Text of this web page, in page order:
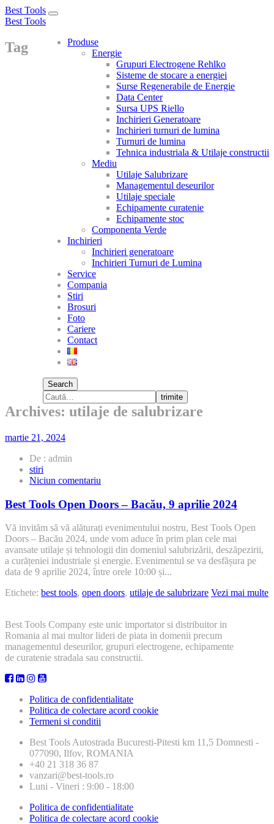
Best Tools
Toggle
Best Tools
Produse
Energie
Grupuri Electrogene Rehlko
Sisteme de stocare a energiei
Surse Regenerabile de Energie
Data Center
Sursa UPS Riello
Inchirieri Generatoare
Inchirieri turnuri de lumina
Turnuri de lumina
Tehnica industriala & Utilaje constructii
Mediu
Utilaje Salubrizare
Managementul deseurilor
Utilaje speciale
Echipamente curatenie
Echipamente stoc
Componenta Verde
Inchirieri
Inchirieri generatoare
Inchirieri Turnuri de Lumina
Service
Compania
Stiri
Brosuri
Foto
Cariere
Contact
Search
trimite
Tag
Archives: utilaje de salubrizare
martie 21, 2024
De : admin
stiri
Niciun comentariu
Tools
Open
Doors
–
Bacău,
9
aprilie
Best Tools Open Doors – Bacău, 9 aprilie 2024
Vă invităm să vă alăturați evenimentului nostru, Best Tools Open
Doors – Bacău 2024, unde vom aduce în prim plan cele mai
avansate utilaje și tehnologii din domeniul salubrizării, deszăpezirii,
a curățeniei industriale și energie. Evenimentul se va desfășura pe
data de 9 aprilie 2024, între orele 10:00 și...
Etichete: best tools, open doors, utilaje de salubrizare Vezi mai multe
Best Tools Company este unic importator si distribuitor in
Romania al mai multor lideri de piata in domenii precum
managementul deseurilor, grupuri electrogene, echipamente
de curatenie stradala sau constructii.
Politica de confidentialitate
Politica de colectare acord cookie
Termeni si conditii
Best Tools Autostrada Bucuresti-Pitesti km 11,5 Domnesti -
077090, Ilfov, ROMANIA
+40 21 318 36 87
vanzari@best-tools.ro
Luni - Vineri : 9:00 - 18:00
Politica de confidentialitate
Politica de colectare acord cookie